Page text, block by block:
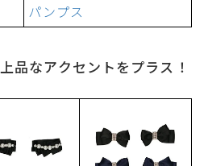
パンプス
品なアクセントをプラス！